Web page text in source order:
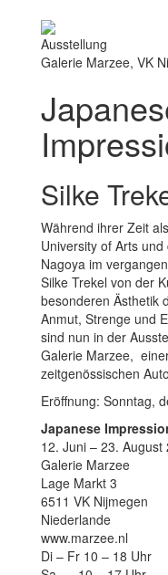
Ausstellung
Galerie Marzee, VK
Silke
Während ihrer Zeit
University of Arts
Nagoya im
Silke Trekel von der
besonderen Ästhetik
Anmut, Strenge und
sind nun in der
Galerie Marzee,
zeitgenössischen
Eröffnung: Sonntag,
Japanese
12. Juni – 23. August
Galerie Marzee
Lage Markt 3
6511 VK Nijmegen
Niederlande
www.marzee.nl
Di – Fr 10 – 18 Uhr